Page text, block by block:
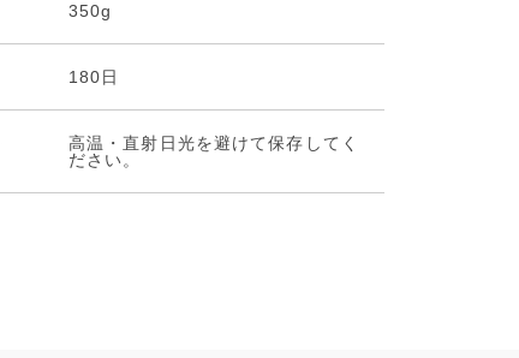
350g
180日
高温・直射日光を避けて保存してく
ださい。